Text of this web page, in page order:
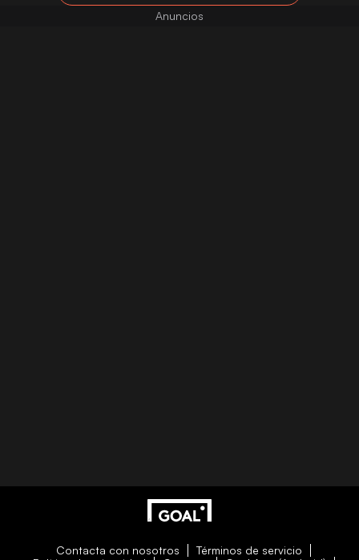
Contacta con nosotros
Términos de servicio